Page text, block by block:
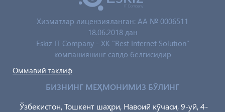
Хизматлар лицензияланган: AA № 0006511
18.06.2018 дан
Eskiz IT Company - XK "Best Internet Solution"
компаниянинг савдо белгисидир
Оммавий таклиф
БИЗНИНГ МЕҲМОНИМИЗ БЎЛИНГ
Ўзбекистон, Тошкент шаҳри, Навоий кўчаси, 9-уй, 4-